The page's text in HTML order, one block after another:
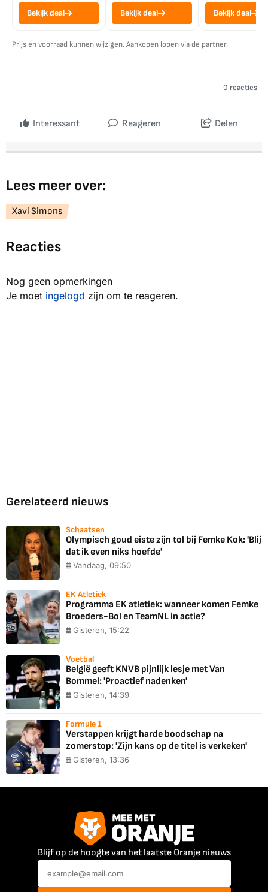
Bekijk deal Bekijk deal Bekijk deal
Prijs en voorraad kunnen wijzigen. Aankopen lopen via de partner.
0 reacties
Interessant Reageren Delen
Lees meer over:
Xavi Simons
Reacties
Nog geen opmerkingen
Je moet ingelogd zijn om te reageren.
Gerelateerd nieuws
Schaatsen
Olympisch goud eiste zijn tol bij Femke Kok: 'Blij
dat ik even niks hoefde'
Vandaag, 09:50
EK Atletiek
Programma EK atletiek: wanneer komen Femke
Broeders-Bol en TeamNL in actie?
Gisteren, 15:22
Voetbal
België geeft KNVB pijnlijk lesje met Van
Bommel: 'Proactief nadenken'
Gisteren, 14:39
Formule 1
Verstappen krijgt harde boodschap na
zomerstop: 'Zijn kans op de titel is verkeken'
Gisteren, 13:36
Blijf op de hoogte van het laatste Oranje nieuws